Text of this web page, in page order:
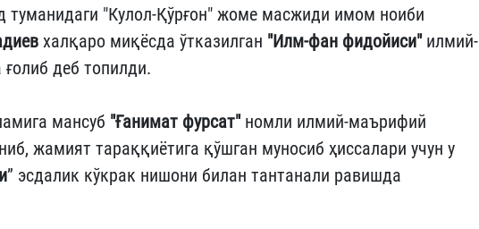
туманидаги "Кулол-Қўрғон" жоме масжиди имом ноиби
халқаро миқёсда ўтказилган "Илм-фан фидойиси"илмий-
деб топилди.
мансуб "Ғанимат фурсат"номли илмий-маърифий
жамият тараққиётига қўшган муносиб ҳиссалари учун у
” эсдалик кўкрак нишони билан тантанали равишда